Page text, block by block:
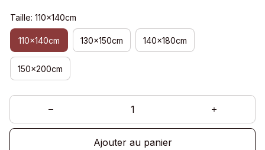
Taille: 110x140cm
110x140cm 130x150cm 140x180cm
150x200cm
Ajouter au panier